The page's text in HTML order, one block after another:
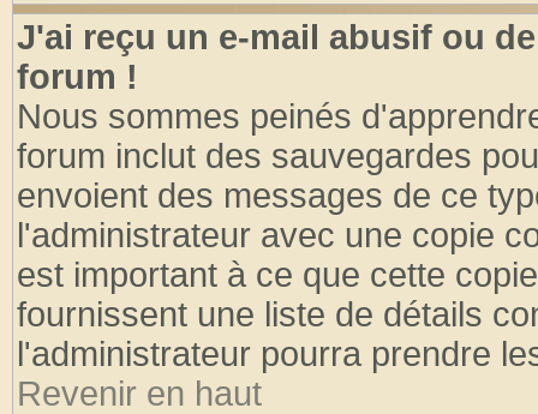
J'ai reçu un e-mail abusif ou
forum !
Nous sommes peinés
forum inclut des sauvegardes
envoient des messages de ce
l'administrateur avec une copie
est important à ce que cette
fournissent une liste de détails
l'administrateur pourra prendre
Revenir en haut